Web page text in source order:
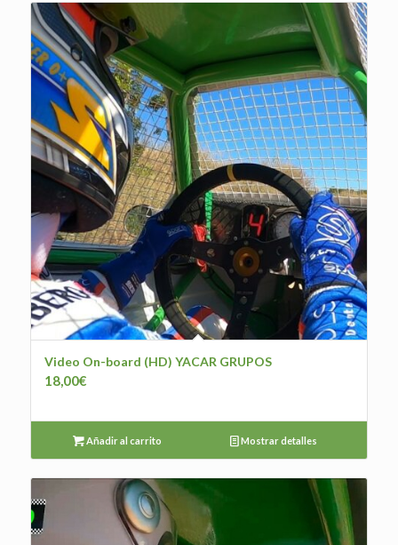
Video On-board (HD) YACAR GRUPOS
18,00€
Añadir al carrito Mostrar detalles